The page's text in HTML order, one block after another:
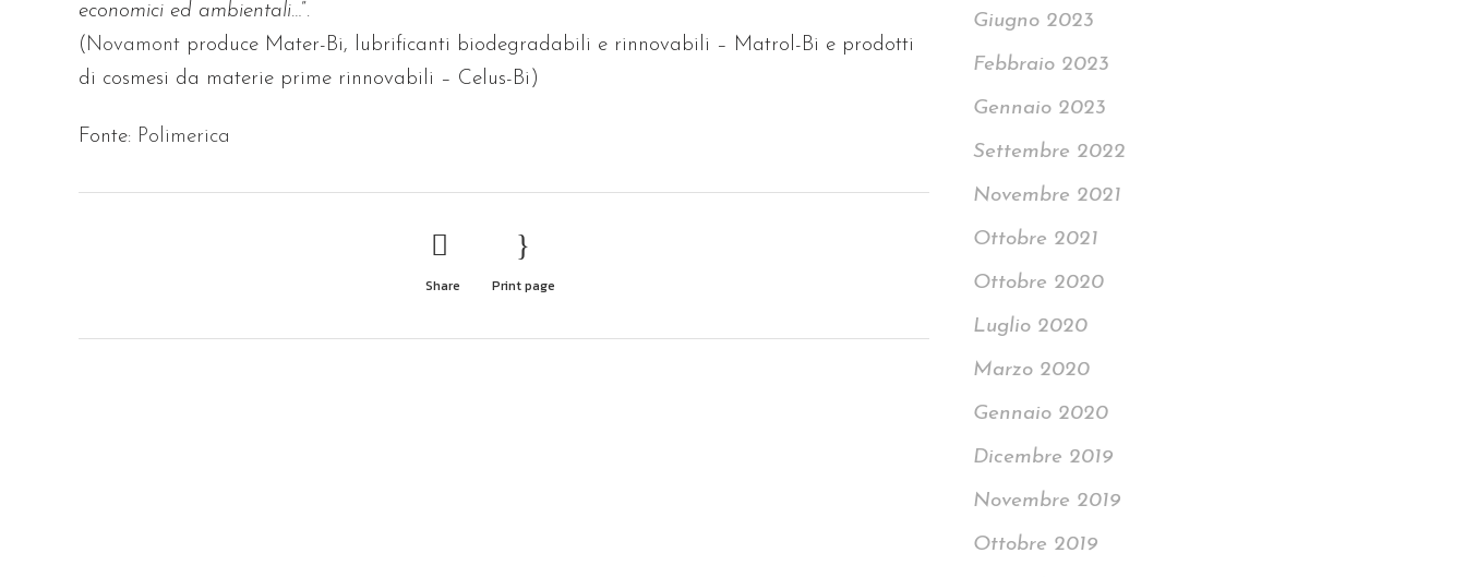
economici ed ambientali…”.
( Novamont produce Mater-Bi, lubrificanti biodegradabili e rinnovabili – Matrol-Bi e prodotti
di cosmesi da materie prime rinnovabili – Celus-Bi)
Fonte: Polimerica
Share Print page
Giugno 2023
Febbraio 2023
Gennaio 2023
Settembre 2022
Novembre 2021
Ottobre 2021
Ottobre 2020
Luglio 2020
Marzo 2020
Gennaio 2020
Dicembre 2019
Novembre 2019
Ottobre 2019